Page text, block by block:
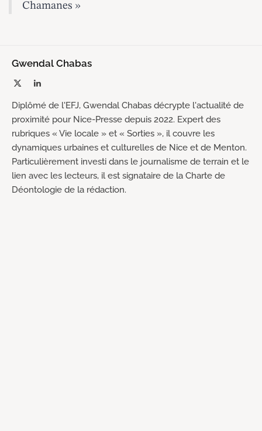
Chamanes »
Gwendal Chabas
LinkedIn
Diplômé de l'EFJ, Gwendal Chabas décrypte l'actualité de
proximité pour Nice-Presse depuis 2022. Expert des
rubriques « Vie locale » et « Sorties », il couvre les
dynamiques urbaines et culturelles de Nice et de Menton.
Particulièrement investi dans le journalisme de terrain et le
lien avec les lecteurs, il est signataire de la Charte de
Déontologie de la rédaction.